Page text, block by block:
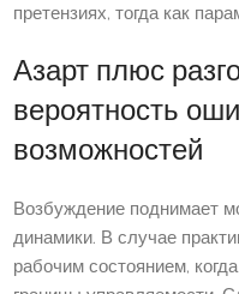
претензиях, тогда как
Азарт плюс
вероятность
возможностей
Возбуждение поднимает
динамики. В случае
рабочим состоянием,